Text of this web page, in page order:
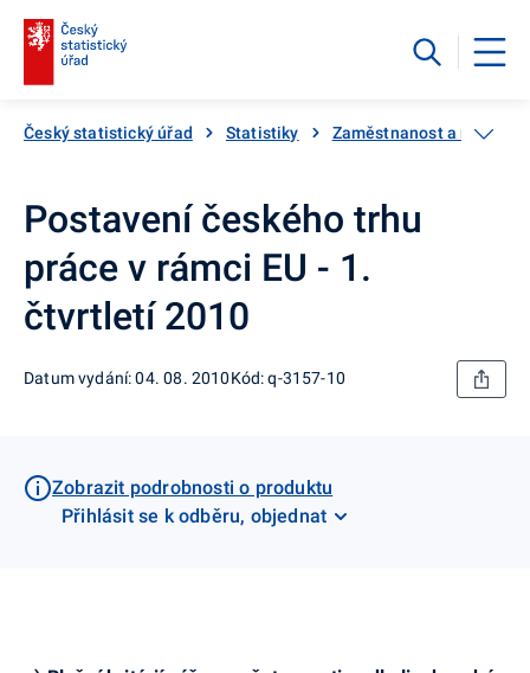
Český statistický úřad Statistiky Zaměstnanost a
Postavení českého trhu
práce v rámci EU - 1.
čtvrtletí 2010
Datum vydání: 04. 08. 2010Kód: q-3157-10
Zobrazit podrobnosti o produktu
Přihlásit se k odběru, objednat